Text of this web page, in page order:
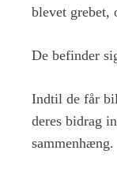
blevet grebet,
De befinder
Indtil de får
deres bidrag
sammenhæng.